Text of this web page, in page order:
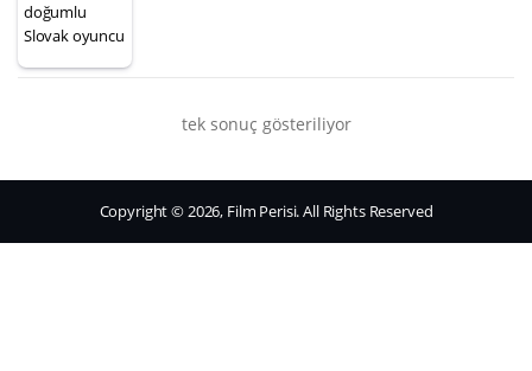
doğumlu
Slovak oyuncu
tek sonuç gösteriliyor
Copyright © 2026, Film Perisi. All Rights Reserved